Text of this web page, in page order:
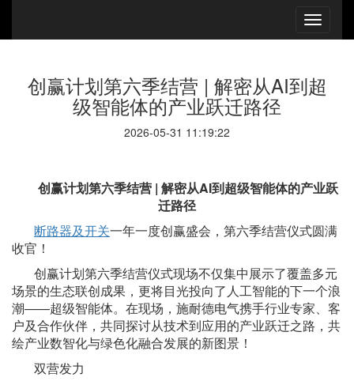
创赢计划第六季结营 | 解密从AI到超
级智能体的产业跃迁路径
2026-05-31 11:19:22
创赢计划第六季结营 | 解密从AI到超级智能体的产业跃
迁路径
断路器及开关一年一度创赢盛会，第六季结营仪式圆满
收官！
创赢计划第六季结营仪式现场不仅集中展示了覆盖多元
场景的生态联创成果，更将目光投向了人工智能的下一个浪
潮——超级智能体。在现场，施耐德电气携手行业专家、客
户及合作伙伴，共同探讨从技术到应用的产业跃迁之路，共
绘产业数智化与绿色化融合发展的新图景！
双营发力